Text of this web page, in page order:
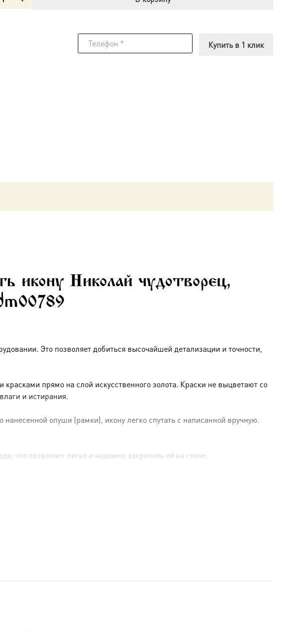
Купить в 1 клик
икону Николай чудотворец,
Это позволяет добиться высочайшей детализации и точности,
прямо на слой искусственного золота. Краски не выцветают со
и истирания.
опуши (рамки), икону легко спутать с написанной вручную.
что позволяет легко и надежно закрепить её на стене.